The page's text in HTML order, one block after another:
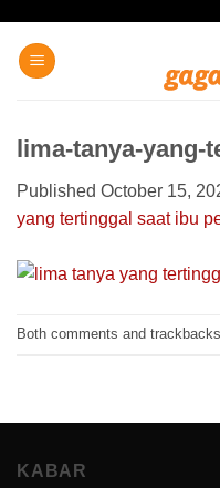
content
lima-tanya-yang-
Published October 15,
yang tertinggal saat ibu
Both comments and
KABAR